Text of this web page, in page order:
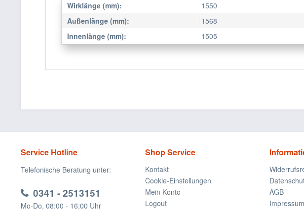
Wirklänge (mm):
1550
Außenlänge (mm):
1568
Innenlänge (mm):
1505
Service Hotline
Telefonische Beratung unter:
0341 - 2513151
Mo-Do, 08:00 - 16:00 Uhr
Shop Service
Kontakt
Cookie-Einstellungen
Mein Konto
Logout
AGB
Impressum